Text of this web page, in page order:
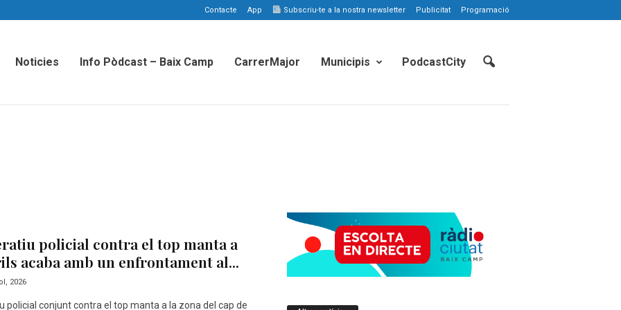
Contacte App Subscriu-te a la nostra newsletter Publicitat Programació
Noticies Info Pòdcast – Baix Camp CarrerMajor Municipis PodcastCity
policial contra el top manta a
acaba amb un enfrontament al...
2026
policial conjunt contra el top manta a la zona del cap de